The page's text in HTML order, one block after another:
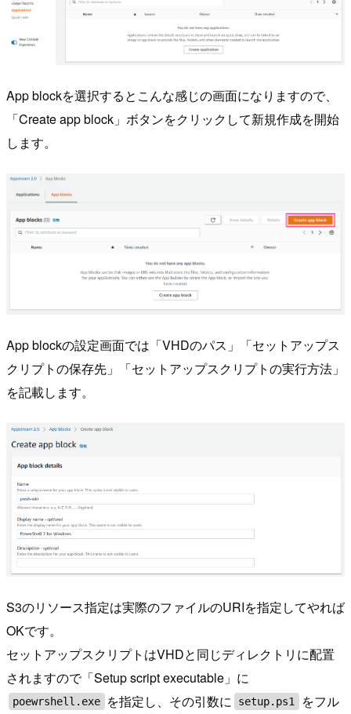
App blockを選択するとこんな感じの画面になりますので、
「Create app block」ボタンをクリックして新規作成を開始
します。
App blockの設定画面では「VHDのパス」「セットアップス
クリプトの保存先」「セットアップスクリプトの実行方法」
を記載します。
S3のリソース指定は実際のファイルのURIを指定してやれば
OKです。
セットアップスクリプトはVHDと同じディレクトリに配置
されますので「Setup script executable」に
poewrshell.exe を指定し、その引数に setup.ps1
をフル